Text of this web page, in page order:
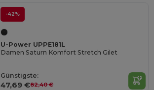
-42%
U-Power UPPE181L
Damen Saturn Komfort Stretch Gilet
Günstigste:
47,69 €82,40 €